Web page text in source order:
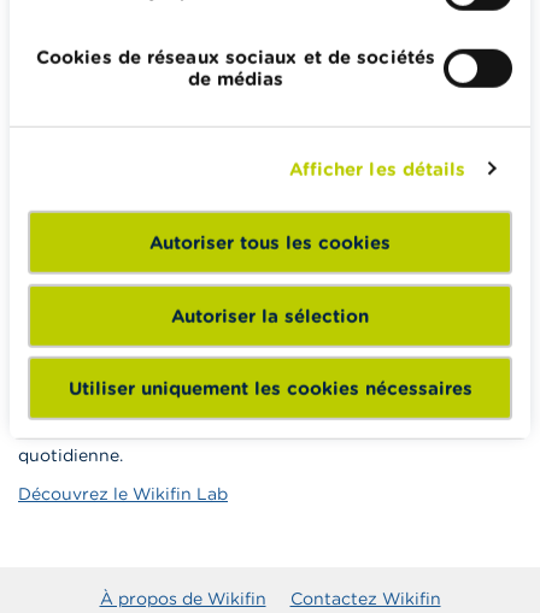
Cookies de réseaux sociaux et de sociétés
de médias
Afficher les détails
Autoriser tous les cookies
Autoriser la sélection
Utiliser uniquement les cookies nécessaires
Wikifin School met gratuitement à disposition des
enseignants du matériel pédagogique varié et des
formations pour les aider à faire de l’éducation financière et
à la consommation responsable en classe.
Vers Wikifin School
Le Wikifin Lab est un centre d'éducation financière
interactif et digital dans lequel les élèves du secondaire
quotidienne.
Découvrez le Wikifin Lab
À propos de Wikifin Contactez Wikifin